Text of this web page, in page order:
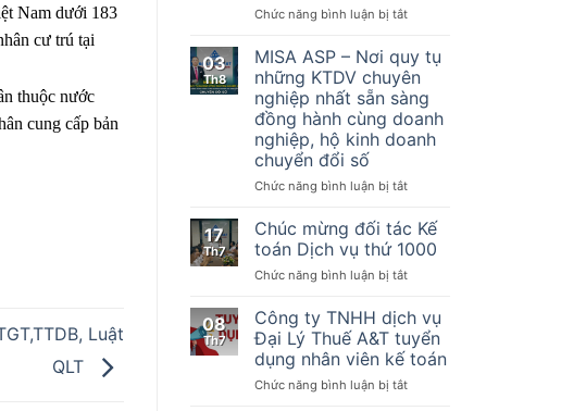
Nam dưới 183
cư trú tại
thuộc nước
cung cấp bản
Luật
QLT
Nghị
định
số
123/2020/NĐ-
CP
tháng
năm
2020
Chính
quy
định
về
phát
tế
tư
nhân
bộ
về
phát
triển
kịnh
tế
Chức năng bình luận bị tắtở
TNHH
dịch
vụ
Đại
Lý
Nhân
viên
kế
03
Th8
MISA ASP – Nơi quy tụ
những KTDV chuyên
nghiệp nhất sẵn sàng
đồng hành cùng doanh
nghiệp, hộ kinh doanh
chuyển đổi số
Chức năng bình luận bị tắtở
ASP
–
Nơi
quy
những
KTDV
chuyên
nghiệp
nhất
17
Th7
Chúc mừng đối tác Kế
toán Dịch vụ thứ 1000
Chức năng bình luận bị tắtở
mừng
đối
tác
Kế
toán
08
Th7
Công ty TNHH dịch vụ
Đại Lý Thuế A&T tuyển
dụng nhân viên kế toán
Chức năng bình luận bị tắtở